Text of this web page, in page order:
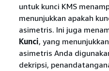
untuk kunci KMS
menunjukkan apakah
asimetris. Ini juga
Kunci, yang
asimetris Anda
dekripsi,